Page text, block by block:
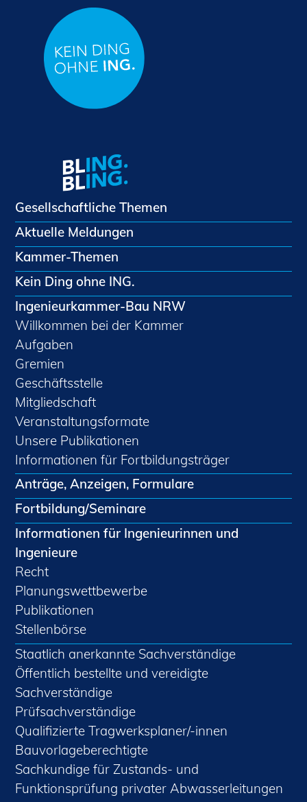
Gesellschaftliche Themen
Aktuelle Meldungen
Kammer-Themen
Kein Ding ohne ING.
Ingenieurkammer-Bau NRW
Willkommen bei der Kammer
Aufgaben
Gremien
Geschäftsstelle
Mitgliedschaft
Veranstaltungsformate
Unsere Publikationen
Informationen für Fortbildungsträger
Anträge, Anzeigen, Formulare
Fortbildung/Seminare
Informationen für Ingenieurinnen und
Ingenieure
Recht
Planungswettbewerbe
Publikationen
Stellenbörse
Staatlich anerkannte Sachverständige
Öffentlich bestellte und vereidigte
Sachverständige
Prüfsachverständige
Qualifizierte Tragwerksplaner/-innen
Bauvorlageberechtigte
Sachkundige für Zustands- und
Funktionsprüfung privater Abwasserleitungen